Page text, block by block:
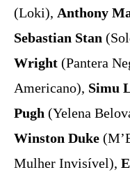
(Loki), Anthony
Sebastian Stan
Wright (Pantera
Americano), Simu
Pugh (Yelena
Winston Duke
Mulher Invisível),